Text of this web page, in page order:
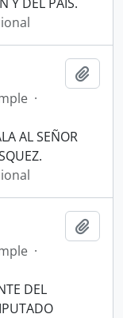
·
AL SEÑOR
·
DEL